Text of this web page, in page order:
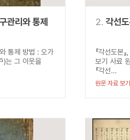
개의 연산자를 사용할 수 있습니다.
관리와 통제
통제 방법 : 오가
)는 그 이웃을
2. 각선
『각선도본
보기 사료
『각선...
원문 자료 보기